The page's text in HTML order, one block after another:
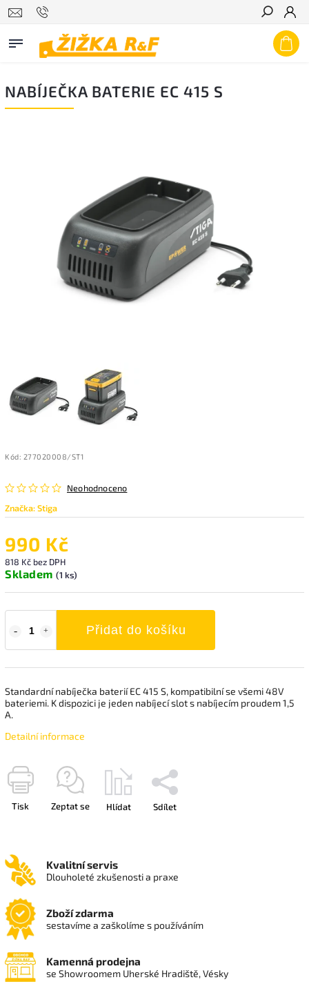
Hledat
NABÍJEČKA BATERIE EC 415 S
Kód: 277020008/ST1
Neohodnoceno
Značka:Stiga
990 Kč
818 Kč bez DPH
Skladem (1 ks)
Přidat do košíku
Standardní nabíječka baterií EC 415 S, kompatibilní se všemi 48V
bateriemi. K dispozici je jeden nabíjecí slot s nabíjecím proudem 1,5
A.
Detailní informace
Tisk Zeptat se Hlídat Sdílet
Kvalitní servis
Dlouholeté zkušenosti a praxe
Zboží zdarma
sestavíme a zaškolíme s používáním
Kamenná prodejna
se Showroomem Uherské Hradiště, Vésky